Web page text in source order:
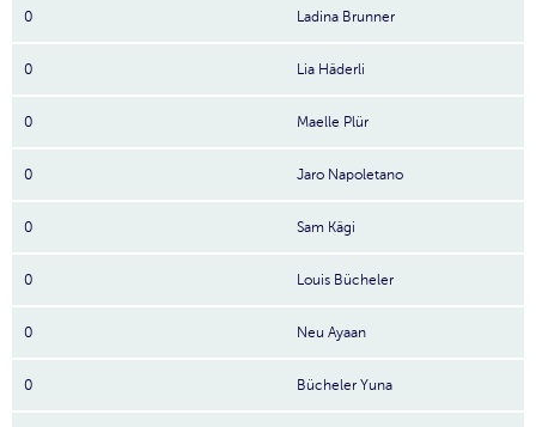
0 Ladina Brunner
0 Lia Häderli
0 Maelle Plür
0 Jaro Napoletano
0 Sam Kägi
0 Louis Bücheler
0 Neu Ayaan
0 Bücheler Yuna